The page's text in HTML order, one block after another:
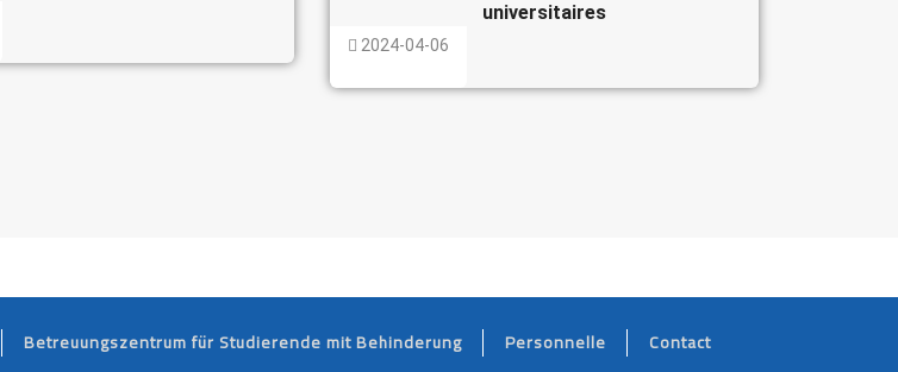
universitaires
2024-04-06
FOOTER
Betreuungszentrum für Studierende mit Behinderung Personnelle Contact